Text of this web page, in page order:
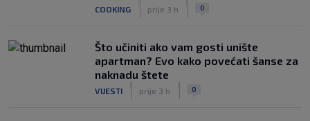
COOKING prije 3 h 0
Što učiniti ako vam gosti unište
apartman? Evo kako povećati šanse za
naknadu štete
VIJESTI prije 3 h 0